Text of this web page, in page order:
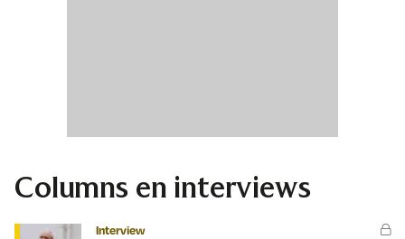
Columns en interviews
Interview